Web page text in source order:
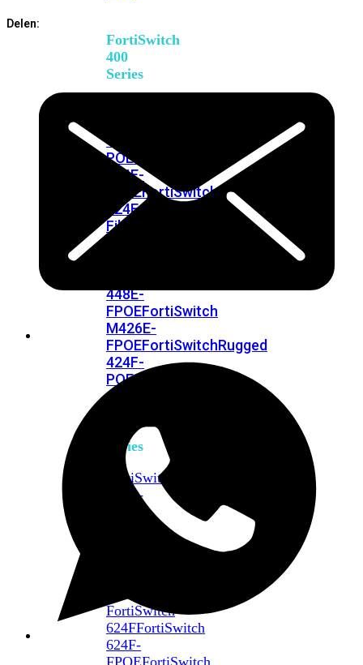
FortiSwitch
400
Series
424E-
POE
424E-
FPOEFortiSwitch
424E-
Fiber
448E-
FPOEFortiSwitch
M426E-
FPOEFortiSwitchRugged
424F-
POE
Series
FortiSwitch
548D-
FortiSwitch
624FFortiSwitch
624F-
FPOEFortiSwitch
RMA
Service
Delen: